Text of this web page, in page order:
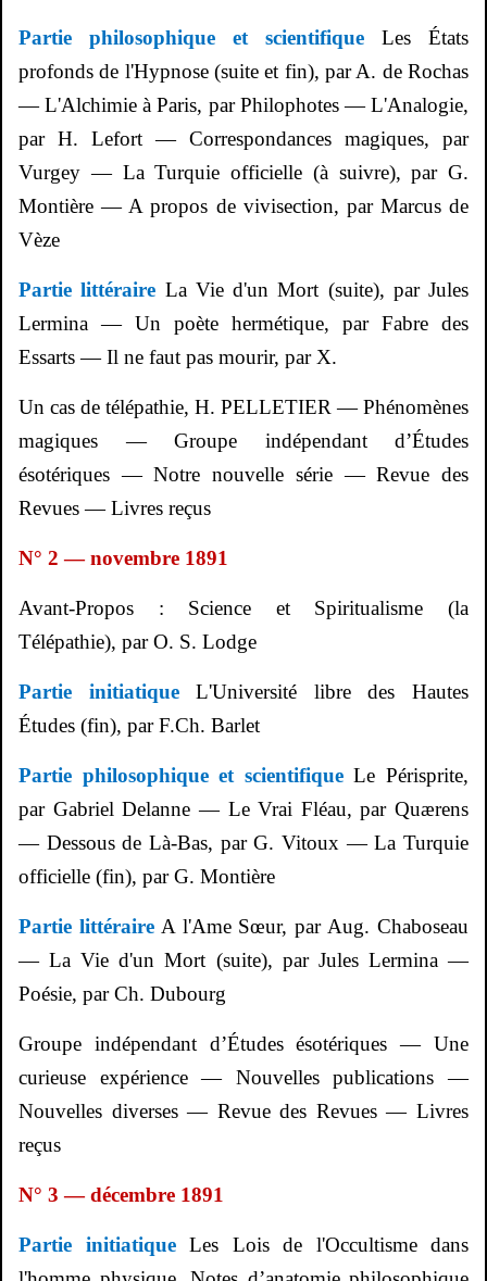
Partie philosophique et scientifique Les États
profonds de l'Hypnose (suite et fin), par A. de Rochas
— L'Alchimie à Paris, parPhilophotes— L'Analogie,
par H. Lefort — Correspondances magiques, par
Vurgey — La Turquie officielle (à suivre), par G.
Montière — A propos de vivisection, par Marcus de
Vèze
Partie littéraire La Vie d'un Mort (suite), par Jules
Lermina — Un poète hermétique, par Fabre des
Essarts — Il ne faut pas mourir, par X.
Un cas de télépathie, H. PELLETIER — Phénomènes
magiques — Groupe indépendant d’Études
ésotériques — Notre nouvelle série — Revue des
Revues — Livres reçus
N° 2 — novembre 1891
Avant-Propos : Science et Spiritualisme (la
Télépathie), par O. S. Lodge
Partie initiatiqueL'Université libre des Hautes
Études (fin), par F.Ch. Barlet
Partie philosophique et scientifiqueLePérisprite,
par GabrielDelanne — Le Vrai Fléau, par Quærens
— Dessous de Là-Bas, par G. Vitoux — La Turquie
officielle (fin), par G. Montière
Partie littéraireA l'Ame Sœur, par Aug.Chaboseau
— La Vie d'un Mort (suite), par Jules Lermina—
Poésie, par Ch. Dubourg
Groupe indépendant d’Études ésotériques — Une
curieuse expérience — Nouvelles publications —
Nouvelles diverses — Revue des Revues — Livres
reçus
N° 3 — décembre 1891
Partie initiatique Les Lois de l'Occultisme dans